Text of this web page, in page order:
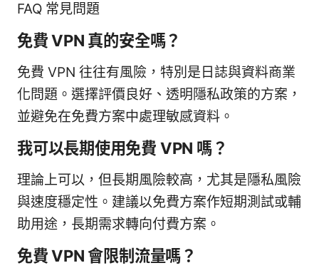
FAQ 常見問題
免費 VPN 真的安全嗎？
免費 VPN 往往有風險，特別是日誌與資料商業
化問題。選擇評價良好、透明隱私政策的方案，
並避免在免費方案中處理敏感資料。
我可以長期使用免費 VPN 嗎？
理論上可以，但長期風險較高，尤其是隱私風險
與速度穩定性。建議以免費方案作短期測試或輔
助用途，長期需求轉向付費方案。
免費 VPN 會限制流量嗎？